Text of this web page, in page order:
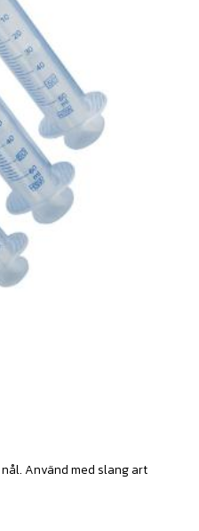
Använd med slang art